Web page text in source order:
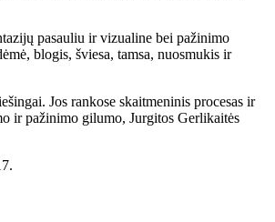
pasauliu ir vizualine bei pažinimo
blogis, šviesa, tamsa, nuosmukis ir
Jos rankose skaitmeninis procesas ir
ir pažinimo gilumo, Jurgitos Gerlikaitės